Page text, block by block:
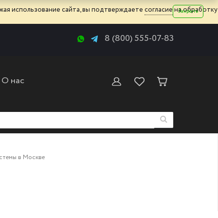
использование сайта, вы подтверждаете согласиена обработку
Закрыть
8 (800) 555-07-83
О нас
в Москве